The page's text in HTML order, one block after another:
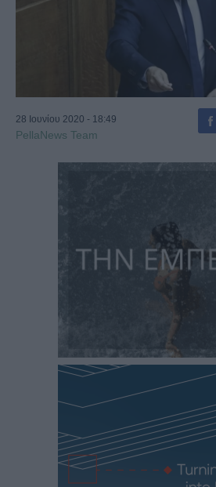
28 Ιουνίου 2020 - 18:49
PellaNews Team